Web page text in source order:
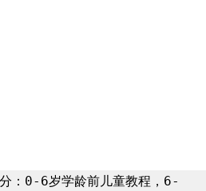
：0-6岁学龄前儿童教程，6-